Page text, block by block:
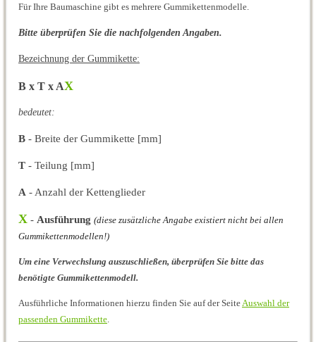
Für Ihre Baumaschine gibt es mehrere Gummikettenmodelle.
Bitte überprüfen Sie die nachfolgenden Angaben.
Bezeichnung der Gummikette:
B x T x AX
bedeutet:
B - Breite der Gummikette [mm]
T - Teilung [mm]
A - Anzahl der Kettenglieder
X - Ausführung (diese zusätzliche Angabe existiert nicht bei allen
Gummikettenmodellen!)
Um eine Verwechslung auszuschließen, überprüfen Sie bitte das
benötigte Gummikettenmodell.
Ausführliche Informationen hierzu finden Sie auf der Seite Auswahl der
passenden Gummikette